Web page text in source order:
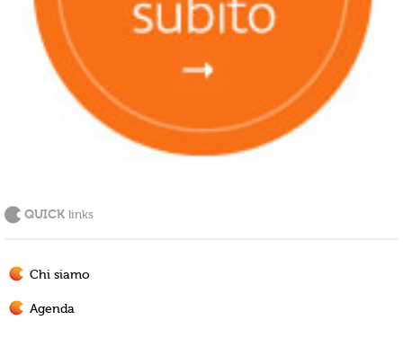
QUICK links
Chi siamo
Agenda